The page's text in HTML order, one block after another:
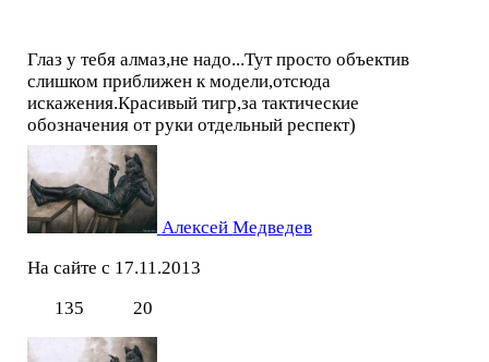
Глаз у тебя алмаз,не надо...Тут просто объектив
слишком приближен к модели,отсюда
искажения.Красивый тигр,за тактические
обозначения от руки отдельный респект)
Алексей Медведев
На сайте с 17.11.2013
135
20